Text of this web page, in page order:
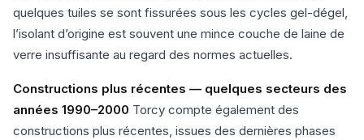
quelques tuiles se sont fissurées sous les cycles gel-dégel,
l’isolant d’origine est souvent une mince couche de laine de
verre insuffisante au regard des normes actuelles.
Constructions plus récentes — quelques secteurs des
années 1990–2000 Torcy compte également des
constructions plus récentes, issues des dernières phases